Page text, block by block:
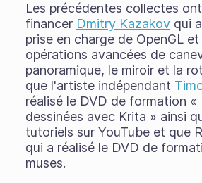
Les précédentes collectes
financer Dmitry Kazakovqui a
prise en charge de OpenGL
opérations avancées de
panoramique, le miroir et la
que l'artiste indépendant
réalisé le DVD de formation «
dessinées avec Krita » ainsi
tutoriels sur YouTube et que
qui a réalisé le DVD de
muses.